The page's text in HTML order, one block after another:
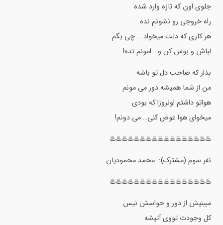
جلوی اون که تازه وارد شده
راه خروجی رو نشونم نده
هر کاری که دلت میخواد … چی بگم
لباش و بوس کن و… امونم نده!
بذار که صاحب دل تو باشه
من از شما همیشه دور می مونم
هواتو داشتم اونروزا که بودی
میخوای هوا عوض کنی… می دونم!
♨️♨️♨️♨️♨️♨️♨️♨️♨️♨️♨️♨️♨️♨️♨️♨️♨️
نفر سوم (مشترک): محمد محمودیان
♨️♨️♨️♨️♨️♨️♨️♨️♨️♨️♨️♨️♨️♨️♨️♨️♨️
مبینیش از دور و حواسش نیس
کل وجودت تووی آتیشه